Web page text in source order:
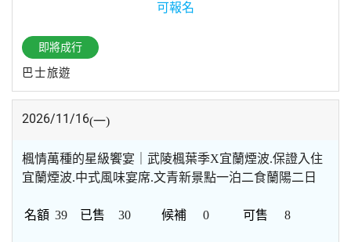
可報名
即將成行
巴士旅遊
2026/11/16(一)
楓情萬種的星級饗宴｜武陵楓葉季X宜蘭煙波.保證入住
宜蘭煙波.中式風味宴席.文青新景點一泊二食蘭陽二日
39 30 0 8